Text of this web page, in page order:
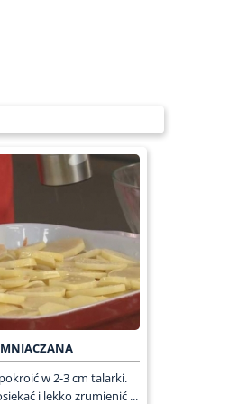
w 2-3 cm talarki.
i lekko zrumienić ...